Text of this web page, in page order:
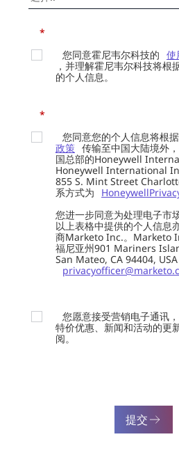
*
您同意霍尼韦尔科技的 使
，并理解霍尼韦尔科技将根
的个人信息。
*
您同意您的个人信息将根
政策 传输至中国大陆境外
国总部的Honeywell
Honeywell International
855 S. Mint Street
系方式为
您进一步同意为处理电子市
以上表格中提供的个人信息
商Marketo Inc.。Marketo
福尼亚州901 Mariners
San Mateo, CA 94404,
您愿意接受营销电子通讯
特价优惠、新闻和活动的更
阅。
提交